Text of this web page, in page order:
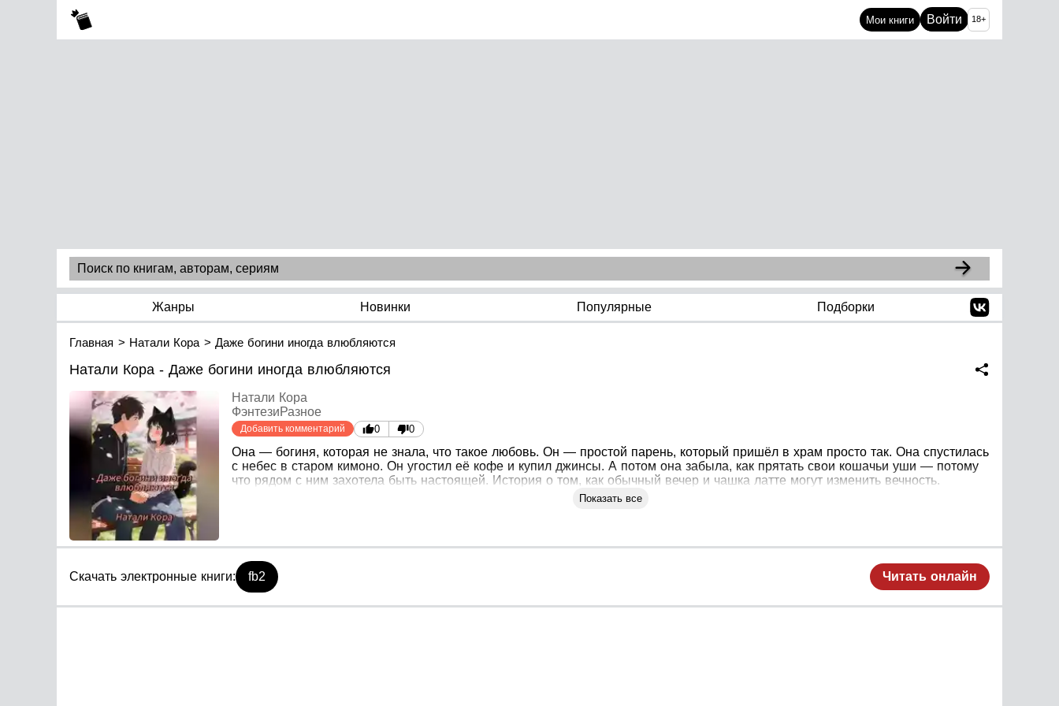
Мои книги Войти 18+
Жанры Новинки Популярные Подборки
Главная Натали Кора Даже богини иногда влюбляются
Натали Кора - Даже богини иногда влюбляются
Натали Кора
ФэнтезиРазное
Добавить комментарий 0 0
Она — богиня, которая не знала, что такое любовь. Он — простой парень, который пришёл в храм просто так. Она спустилась
с небес в старом кимоно. Он угостил её кофе и купил джинсы. А потом она забыла, как прятать свои кошачьи уши — потому
что рядом с ним захотела быть настоящей. История о том, как обычный вечер и чашка латте могут изменить вечность.
Показать все
Скачать электронные книги: fb2 Читать онлайн